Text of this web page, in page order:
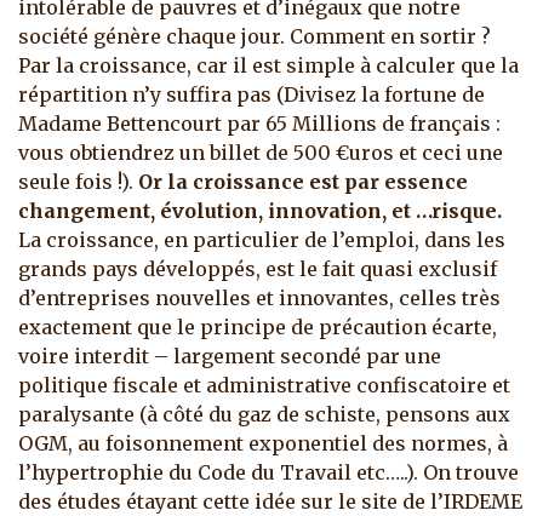
intolérable de pauvres et d’inégaux que notre
société génère chaque jour. Comment en sortir ?
Par la croissance, car il est simple à calculer que la
répartition n’y suffira pas (Divisez la fortune de
Madame Bettencourt par 65 Millions de français :
vous obtiendrez un billet de 500 €uros et ceci une
seule fois !). Or la croissance est par essence
changement, évolution, innovation, et …risque.
La croissance, en particulier de l’emploi, dans les
grands pays développés, est le fait quasi exclusif
d’entreprises nouvelles et innovantes, celles très
exactement que le principe de précaution écarte,
voire interdit – largement secondé par une
politique fiscale et administrative confiscatoire et
paralysante (à côté du gaz de schiste, pensons aux
OGM, au foisonnement exponentiel des normes, à
l’hypertrophie du Code du Travail etc…..). On trouve
des études étayant cette idée sur le site de l’IRDEME